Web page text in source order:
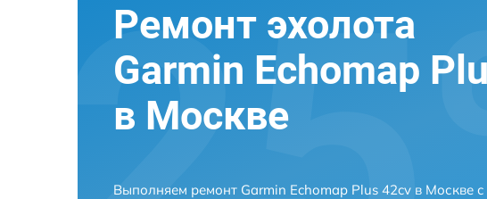
Ремонт эхолота
Garmin Echomap
в Москве
Выполняем ремонт Garmin Echomap Plus 42cv в Москве с